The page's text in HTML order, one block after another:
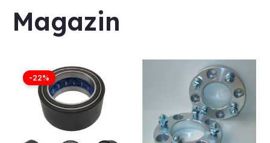
Magazin
-22%
Prețul
inițial
a
fost:
450.00 lei.
este:
350.00 lei.